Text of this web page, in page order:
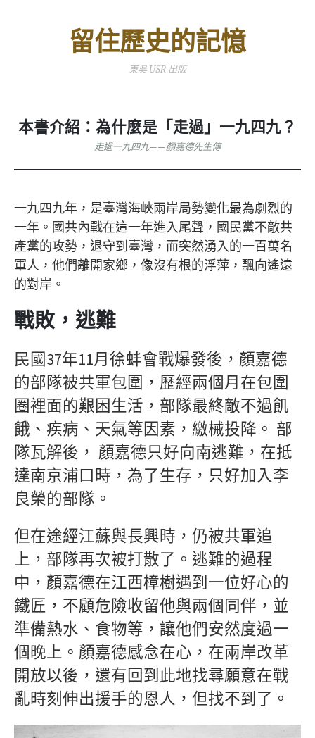
留住歷史的記憶
東吳 USR 出版
本書介紹：為什麼是「走過」一九四九？
走過一九四九——顏嘉德先生傳
一九四九年，是臺灣海峽兩岸局勢變化最為劇烈的
一年。國共內戰在這一年進入尾聲，國民黨不敵共
產黨的攻勢，退守到臺灣，而突然湧入的一百萬名
軍人，他們離開家鄉，像沒有根的浮萍，飄向遙遠
的對岸。
戰敗，逃難
民國37年11月徐蚌會戰爆發後，顏嘉德
的部隊被共軍包圍，歷經兩個月在包圍
圈裡面的艱困生活，部隊最終敵不過飢
餓、疾病、天氣等因素，繳械投降。 部
隊瓦解後， 顏嘉德只好向南逃難，在抵
達南京浦口時，為了生存，只好加入李
良榮的部隊。
但在途經江蘇與長興時，仍被共軍追
上，部隊再次被打散了。逃難的過程
中，顏嘉德在江西樟樹遇到一位好心的
鐵匠，不顧危險收留他與兩個同伴，並
準備熱水、食物等，讓他們安然度過一
個晚上。顏嘉德感念在心，在兩岸改革
開放以後，還有回到此地找尋願意在戰
亂時刻伸出援手的恩人，但找不到了。